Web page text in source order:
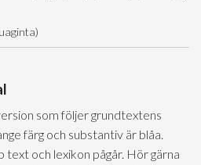
som följer grundtextens
färg och substantiv är blåa.
och lexikon pågår. Hör gärna